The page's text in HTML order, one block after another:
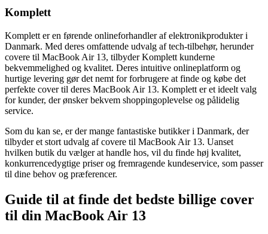
Komplett
Komplett er en førende onlineforhandler af elektronikprodukter i
Danmark. Med deres omfattende udvalg af tech-tilbehør, herunder
covere til MacBook Air 13, tilbyder Komplett kunderne
bekvemmelighed og kvalitet. Deres intuitive onlineplatform og
hurtige levering gør det nemt for forbrugere at finde og købe det
perfekte cover til deres MacBook Air 13. Komplett er et ideelt valg
for kunder, der ønsker bekvem shoppingoplevelse og pålidelig
service.
Som du kan se, er der mange fantastiske butikker i Danmark, der
tilbyder et stort udvalg af covere til MacBook Air 13. Uanset
hvilken butik du vælger at handle hos, vil du finde høj kvalitet,
konkurrencedygtige priser og fremragende kundeservice, som passer
til dine behov og præferencer.
Guide til at finde det bedste billige cover
til din MacBook Air 13